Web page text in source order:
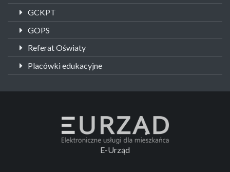
GCKPT
GOPS
Referat Oświaty
Placówki edukacyjne
E-Urząd